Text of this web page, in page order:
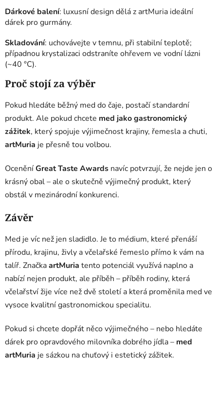
Dárkové balení: luxusní design dělá z artMuria ideální
dárek pro gurmány.
Skladování: uchovávejte v temnu, při stabilní teplotě;
případnou krystalizaci odstraníte ohřevem ve vodní lázni
(~40 °C).
Proč stojí za výběr
Pokud hledáte běžný med do čaje, postačí standardní
produkt. Ale pokud chcete med jako gastronomický
zážitek, který spojuje výjimečnost krajiny, řemesla a chuti,
artMuria je přesně tou volbou.
OceněníGreat Taste Awards navíc potvrzují, že nejde jen o
krásný obal – ale o skutečně výjimečný produkt, který
obstál v mezinárodní konkurenci.
Závěr
Med je víc než jen sladidlo. Je to médium, které přenáší
přírodu, krajinu, živly a včelařské řemeslo přímo k vám na
talíř. ZnačkaartMuria tento potenciál využívá naplno a
nabízí nejen produkt, ale příběh – příběh rodiny, která
včelařství žije více než dvě století a která proměnila med ve
vysoce kvalitní gastronomickou specialitu.
Pokud si chcete dopřát něco výjimečného – nebo hledáte
dárek pro opravdového milovníka dobrého jídla – med
artMuria je sázkou na chuťový i estetický zážitek.